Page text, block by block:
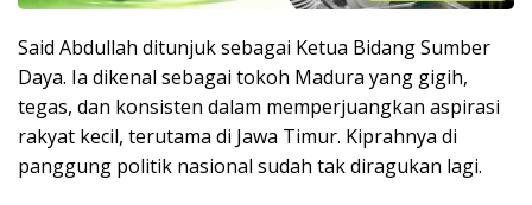
Said Abdullah ditunjuk sebagai Ketua Bidang Sumber
Daya. Ia dikenal sebagai tokoh Madura yang gigih,
tegas, dan konsisten dalam memperjuangkan aspirasi
rakyat kecil, terutama di Jawa Timur. Kiprahnya di
panggung politik nasional sudah tak diragukan lagi.